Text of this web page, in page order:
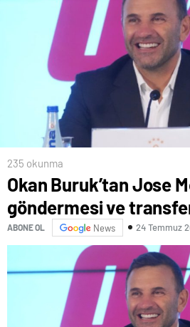
235 okunma
Okan Buruk’tan Jose
göndermesi ve
ABONE OL News 24 Temmuz